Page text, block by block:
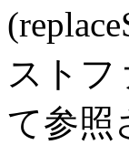
ストフ
て参照